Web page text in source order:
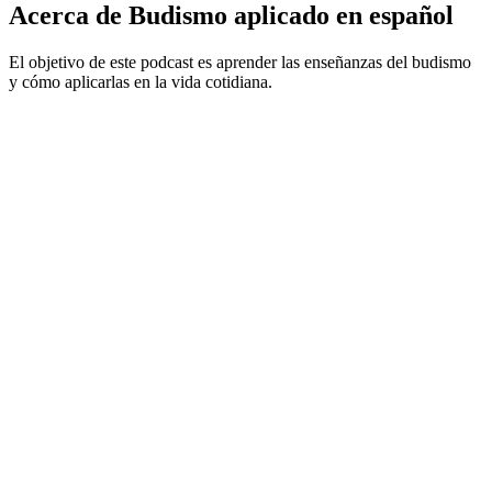
Acerca de Budismo aplicado en español
El objetivo de este podcast es aprender las enseñanzas del budismo
y cómo aplicarlas en la vida cotidiana.